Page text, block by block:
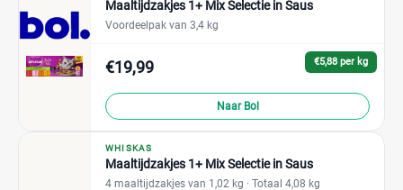
Maaltijdzakjes 1+ Mix Selectie in Saus
Voordeelpak van 3,4 kg
€5,88 per kg
€19,99
Naar Bol
WHISKAS
Maaltijdzakjes 1+ Mix Selectie in Saus
4 maaltijdzakjes van 1,02 kg · Totaal 4,08 kg